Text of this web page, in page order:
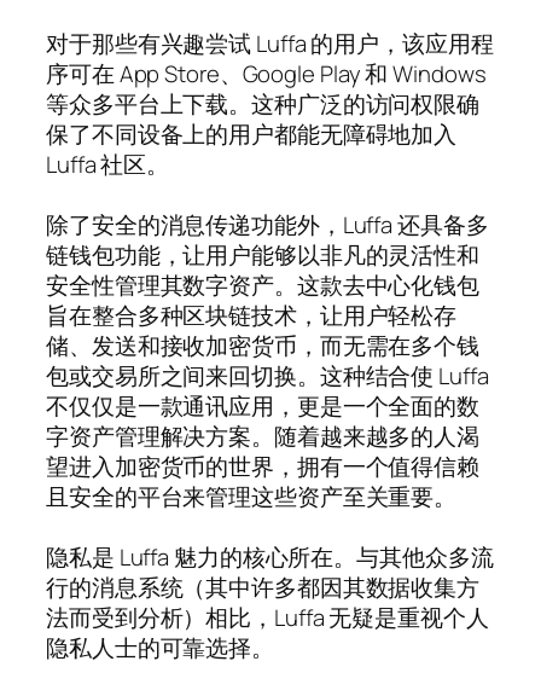
对于那些有兴趣尝试 Luffa 的用户，该应用程
序可在 App Store、Google Play 和 Windows
等众多平台上下载。这种广泛的访问权限确
保了不同设备上的用户都能无障碍地加入
Luffa 社区。
除了安全的消息传递功能外，Luffa 还具备多
链钱包功能，让用户能够以非凡的灵活性和
安全性管理其数字资产。这款去中心化钱包
旨在整合多种区块链技术，让用户轻松存
储、发送和接收加密货币，而无需在多个钱
包或交易所之间来回切换。这种结合使 Luffa
不仅仅是一款通讯应用，更是一个全面的数
字资产管理解决方案。随着越来越多的人渴
望进入加密货币的世界，拥有一个值得信赖
且安全的平台来管理这些资产至关重要。
隐私是 Luffa 魅力的核心所在。与其他众多流
行的消息系统（其中许多都因其数据收集方
法而受到分析）相比，Luffa 无疑是重视个人
隐私人士的可靠选择。